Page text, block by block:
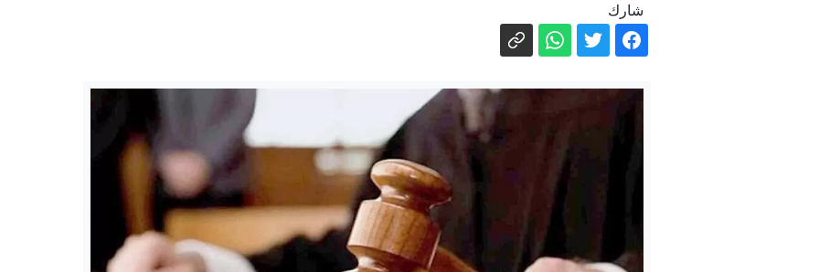
كيف أصبحت نبتة فريدة في جنوب إفريقيا ظاهرة عالمية في
رواج إعلان الأمير علي عدم تغير الموقف من إنفانتينو رغم وصول
الأردن: اعتداءات الحوثيين على السعودية خرق صارخ للقانون
شارك